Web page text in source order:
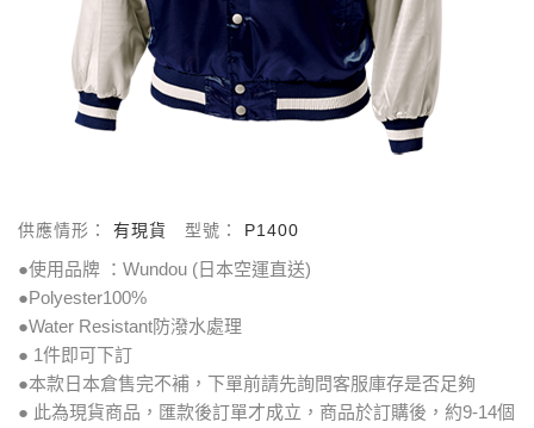
供應情形： 有現貨 型號： P1400
●使用品牌 ：Wundou (日本空運直送)
●Polyester100%
●Water Resistant防潑水處理
● 1件即可下訂
●本款日本倉售完不補，下單前請先詢問客服庫存是否足夠
● 此為現貨商品，匯款後訂單才成立，商品於訂購後，約9-14個